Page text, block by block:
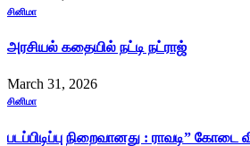
சினிமா
அரசியல் கதையில் நட்டி நட்ராஜ்
March 31, 2026
சினிமா
படப்பிடிப்பு நிறைவானது : ராவடி” கோடை